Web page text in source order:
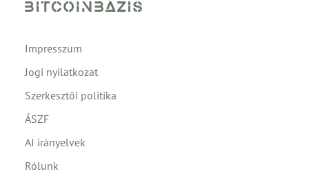
Impresszum
Jogi nyilatkozat
Szerkesztői politika
ÁSZF
AI irányelvek
Rólunk